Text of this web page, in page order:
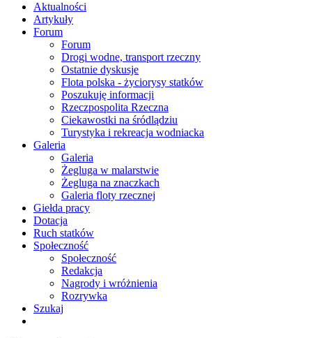
Aktualności
Artykuły
Forum
Forum
Drogi wodne, transport rzeczny
Ostatnie dyskusje
Flota polska - życiorysy statków
Poszukuję informacji
Rzeczpospolita Rzeczna
Ciekawostki na śródlądziu
Turystyka i rekreacja wodniacka
Galeria
Galeria
Żegluga w malarstwie
Żegluga na znaczkach
Galeria floty rzecznej
Giełda pracy
Dotacja
Ruch statków
Społeczność
Społeczność
Redakcja
Nagrody i wróżnienia
Rozrywka
Szukaj